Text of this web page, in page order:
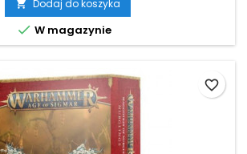
 Dodaj do koszyka
 W magazynie
favorite_border